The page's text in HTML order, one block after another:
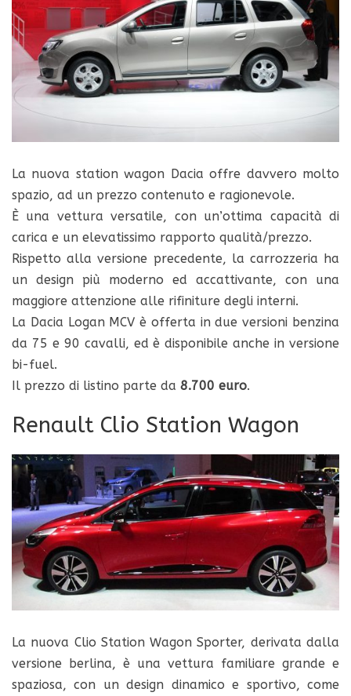
La nuova station wagon Dacia offre davvero molto
spazio, ad un prezzo contenuto e ragionevole.
È una vettura versatile, con un’ottima capacità di
carica e un elevatissimo rapporto qualità/prezzo.
Rispetto alla versione precedente, la carrozzeria ha
un design più moderno ed accattivante, con una
maggiore attenzione alle rifiniture degli interni.
La Dacia Logan MCV è offerta in due versioni benzina
da 75 e 90 cavalli, ed è disponibile anche in versione
bi-fuel.
Il prezzo di listino parte da 8.700 euro.
Renault Clio Station Wagon
La nuova Clio Station Wagon Sporter, derivata dalla
versione berlina, è una vettura familiare grande e
spaziosa, con un design dinamico e sportivo, come